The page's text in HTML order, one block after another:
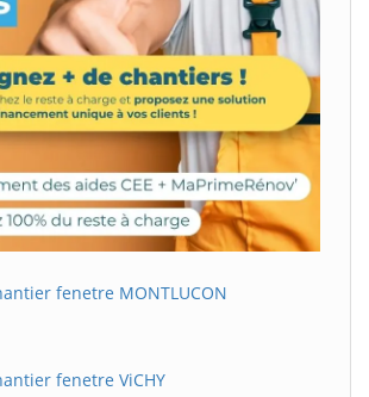
fenetre MONTLUCON
fenetre ViCHY